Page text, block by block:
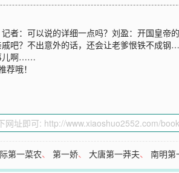
者：可以说的详细一点吗？刘盈：开国皇帝
吧？不出意外的话，还会让老爹恨铁不成
儿啊……
哦！
第一菜农、第一娇、大唐第一莽夫、南明第